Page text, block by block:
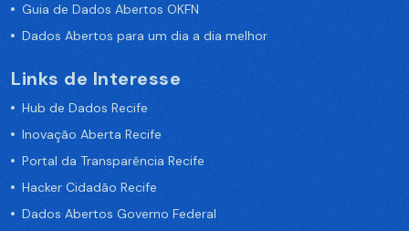
Guia de Dados Abertos OKFN
Dados Abertos para um dia a dia melhor
Links de Interesse
Hub de Dados Recife
Inovação Aberta Recife
Portal da Transparência Recife
Hacker Cidadão Recife
Dados Abertos Governo Federal